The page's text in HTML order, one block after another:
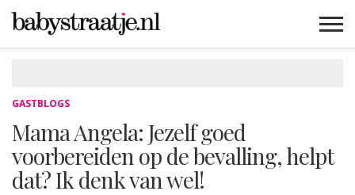
GASTBLOGS
Mama Angela: Jezelf goed
voorbereiden op de bevalling, helpt
dat? Ik denk van wel!